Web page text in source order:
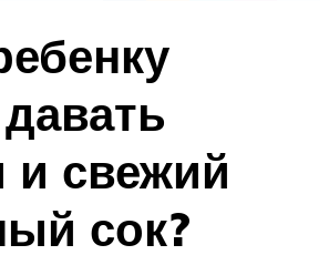
и свежий
сок?